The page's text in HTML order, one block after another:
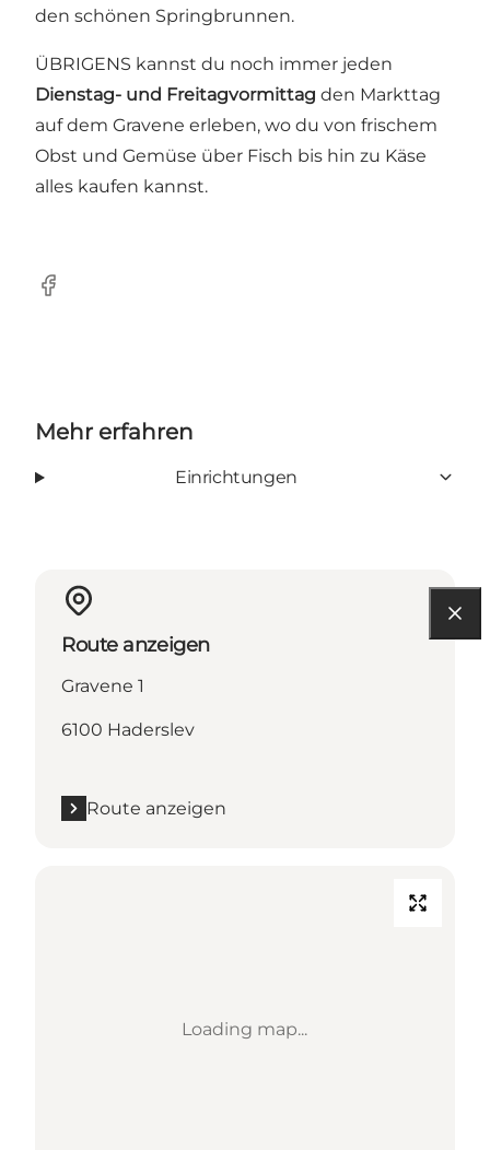
den schönen Springbrunnen.
ÜBRIGENS kannst du noch immer jeden
Dienstag- und Freitagvormittag den Markttag
auf dem Gravene erleben, wo du von frischem
Obst und Gemüse über Fisch bis hin zu Käse
alles kaufen kannst.
Facebook
Mehr erfahren
Einrichtungen
Route anzeigen
Gravene 1
6100 Haderslev
Route anzeigen
Loading map...